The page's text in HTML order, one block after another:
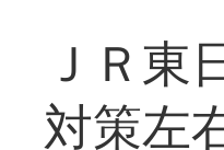
ＪＲ
対策左